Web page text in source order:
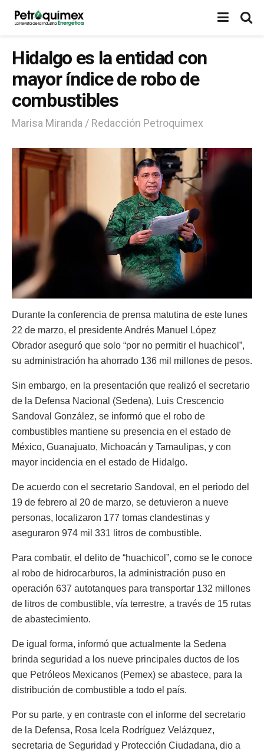
Hidalgo es la entidad con
mayor índice de robo de
combustibles
Marisa Miranda / Redacción Petroquimex
Durante la conferencia de prensa matutina de este lunes
22 de marzo, el presidente Andrés Manuel López
Obrador aseguró que solo “por no permitir el huachicol”,
su administración ha ahorrado 136 mil millones de pesos.
Sin embargo, en la presentación que realizó el secretario
de la Defensa Nacional (Sedena), Luis Crescencio
Sandoval González, se informó que el robo de
combustibles mantiene su presencia en el estado de
México, Guanajuato, Michoacán y Tamaulipas, y con
mayor incidencia en el estado de Hidalgo.
De acuerdo con el secretario Sandoval, en el periodo del
19 de febrero al 20 de marzo, se detuvieron a nueve
personas, localizaron 177 tomas clandestinas y
aseguraron 974 mil 331 litros de combustible.
Para combatir, el delito de “huachicol”, como se le conoce
al robo de hidrocarburos, la administración puso en
operación 637 autotanques para transportar 132 millones
de litros de combustible, vía terrestre, a través de 15 rutas
de abastecimiento.
De igual forma, informó que actualmente la Sedena
brinda seguridad a los nueve principales ductos de los
que Petróleos Mexicanos (Pemex) se abastece, para la
distribución de combustible a todo el país.
Por su parte, y en contraste con el informe del secretario
de la Defensa, Rosa Icela Rodríguez Velázquez,
secretaria de Seguridad y Protección Ciudadana, dio a